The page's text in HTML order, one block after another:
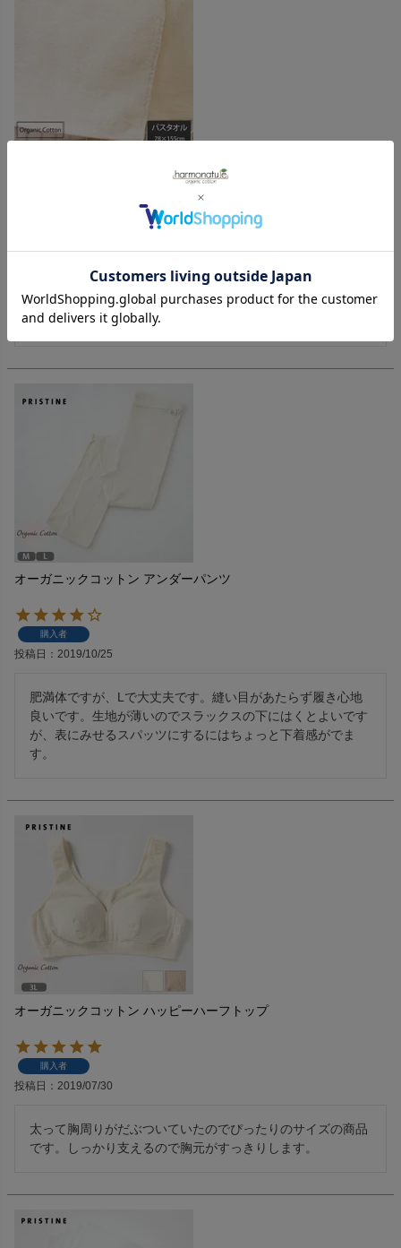
オーガニックコットン スーパーソフトバスタオル78×155
かなり大判なので体をしっかり優しく包み込み、こすらず水
分吸収します。吸収力が高く、ふわふわです。乾くとかなり
膨らみます。
オーガニックコットン アンダーパンツ
購入者
投稿日 2019/10/25
肥満体ですが、Lで大丈夫です。縫い目があたらず履き心地
良いです。生地が薄いのでスラックスの下にはくとよいです
が、表にみせるスパッツにするにはちょっと下着感がでま
す。
オーガニックコットン ハッピーハーフトップ
購入者
投稿日 2019/07/30
太って胸周りがだぶついていたのでぴったりのサイズの商品
です。しっかり支えるので胸元がすっきりします。